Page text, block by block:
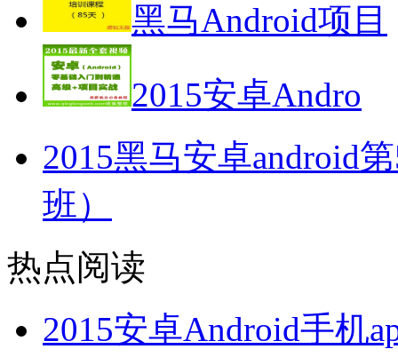
黑马Android项目
2015安卓Andro
2015黑马安卓android
班）
热点阅读
2015安卓Android手机